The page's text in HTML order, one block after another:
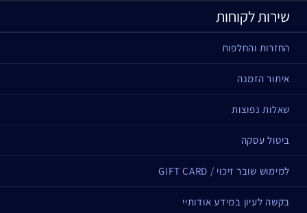
שירות לקוחות
החזרות והחלפות
איתור הזמנה
שאלות נפוצות
ביטול עסקה
למימוש שובר זיכוי / GIFT CARD
בקשה לעיון במידע אודותיי